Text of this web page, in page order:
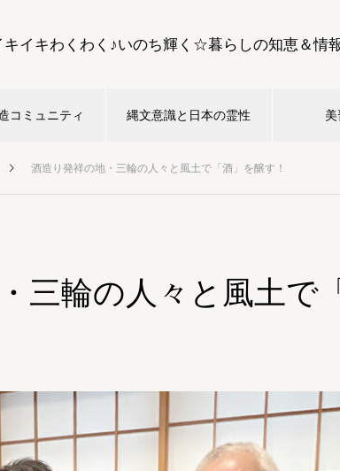
キイキわくわく♪いのち輝く☆暮らしの知恵＆情
コミュニティ 縄文意識と日本の霊性
酒造り発祥の地・三輪の人々と風土で「酒」を醸す！
三輪の人々と風土で